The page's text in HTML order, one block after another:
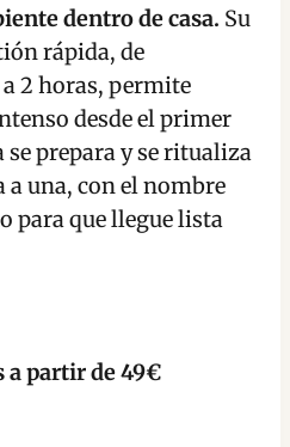
dentro de casa. Su
rápida, de
2 horas, permite
desde el primer
se prepara y se ritualiza
una, con el nombre
para que llegue lista
a partir de 49€